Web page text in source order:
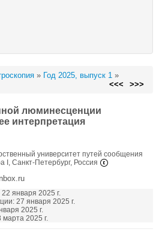
» Год 2025, выпуск 1 »
<<< >>>
люминесценции
интерпретация
университет путей сообщения
I, Санкт-Петербург, Россия
января 2025 г.
27 января 2025 г.
2025 г.
2025 г.